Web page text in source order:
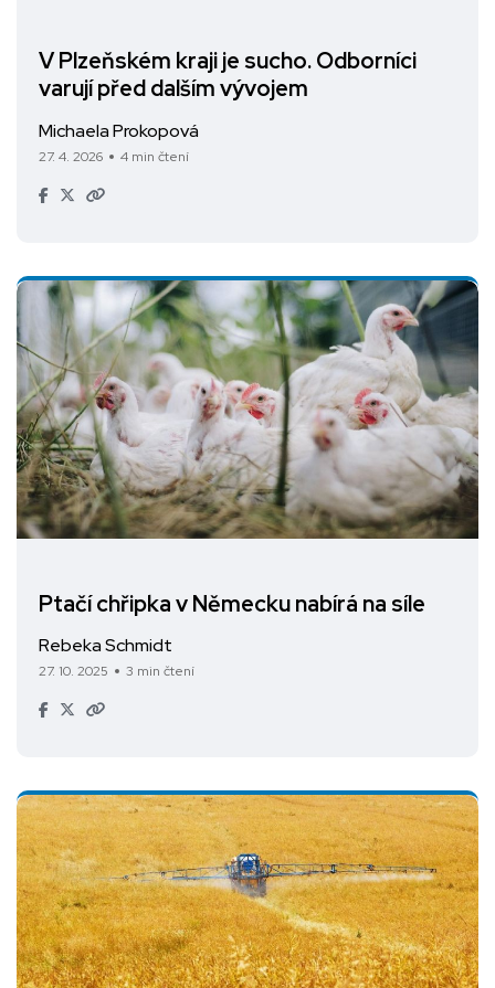
V Plzeňském kraji je sucho. Odborníci
varují před dalším vývojem
Michaela Prokopová
27. 4. 2026 4 min čtení
Ptačí chřipka v Německu nabírá na síle
Rebeka Schmidt
27. 10. 2025 3 min čtení